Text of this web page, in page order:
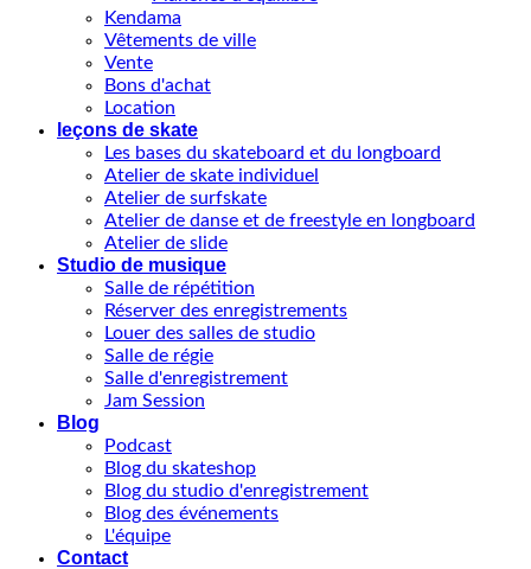
Kendama
Vêtements de ville
Vente
Bons d'achat
Location
leçons de skate
Les bases du skateboard et du longboard
Atelier de skate individuel
Atelier de surfskate
Atelier de danse et de freestyle en longboard
Atelier de slide
Studio de musique
Salle de répétition
Réserver des enregistrements
Louer des salles de studio
Salle de régie
Salle d'enregistrement
Jam Session
Blog
Podcast
Blog du skateshop
Blog du studio d'enregistrement
Blog des événements
L'équipe
Contact